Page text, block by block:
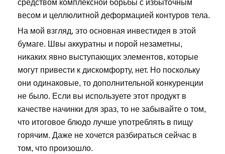
средством комплексной борьбы с избыточным
весом и целлюлитной деформацией контуров тела.
На мой взгляд, это основная инвестидея в этой
бумаге. Швы аккуратны и порой незаметны,
никаких явно выступающих элементов, которые
могут привести к дискомфорту, нет. Но поскольку
они одинаковые, то дополнительной конкуренции
не было. Если вы используете этот продукт в
качестве начинки для зраз, то не забывайте о том,
что итоговое блюдо лучше употреблять в пищу
горячим. Даже не хочется разбираться сейчас в
том, что произошло.